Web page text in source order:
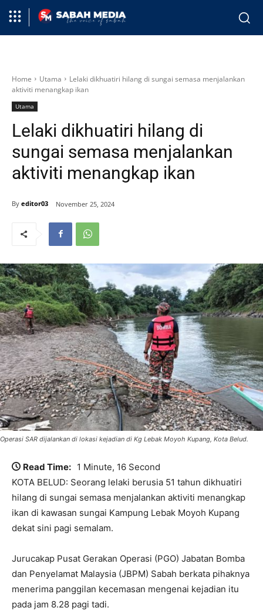
Home Utama
Lelaki dikhuatiri hilang di sungai semasa menjalankan
aktiviti menangkap ikan
Utama
Lelaki dikhuatiri hilang di
sungai semasa menjalankan
aktiviti menangkap ikan
By editor03 November 25, 2024
Operasi SAR dijalankan di lokasi kejadian di Kg Lebak Moyoh Kupang, Kota Belud.
Read Time: 1 Minute, 16 Second
KOTA BELUD: Seorang lelaki berusia 51 tahun dikhuatiri
hilang di sungai semasa menjalankan aktiviti menangkap
ikan di kawasan sungai Kampung Lebak Moyoh Kupang
dekat sini pagi semalam.
Jurucakap Pusat Gerakan Operasi (PGO) Jabatan Bomba
dan Penyelamat Malaysia (JBPM) Sabah berkata pihaknya
menerima panggilan kecemasan mengenai kejadian itu
pada jam 8.28 pagi tadi.